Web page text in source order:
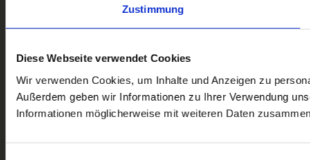
Zustimmung
Diese Webseite verwendet Cookies
Wir verwenden Cookies, um Inhalte und Anzeigen zu
Außerdem geben wir Informationen zu Ihrer Verwendung
Informationen möglicherweise mit weiteren Daten
eigentlich zu unseremJagdschein online